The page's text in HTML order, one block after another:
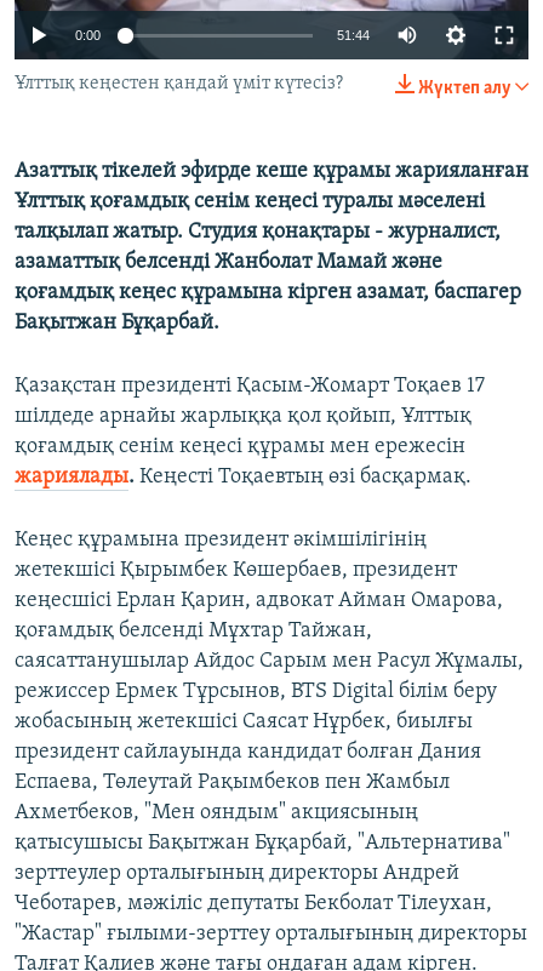
Басқа тілдерде
0:00 51:44
Жүктеп алу
Ұлттық кеңестен қандай үміт күтесіз?
Азаттық тікелей эфирде кеше құрамы жарияланған
Ұлттық қоғамдық сенім кеңесі туралы мәселені
талқылап жатыр. Студия қонақтары - журналист,
азаматтық белсенді Жанболат Мамай және
қоғамдық кеңес құрамына кірген азамат, баспагер
Бақытжан Бұқарбай.
Қазақстан президенті Қасым-Жомарт Тоқаев 17
шілдеде арнайы жарлыққа қол қойып, Ұлттық
қоғамдық сенім кеңесі құрамы мен ережесін
жариялады. Кеңесті Тоқаевтың өзі басқармақ.
Кеңес құрамына президент әкімшілігінің
жетекшісі Қырымбек Көшербаев, президент
кеңесшісі Ерлан Қарин, адвокат Айман Омарова,
қоғамдық белсенді Мұхтар Тайжан,
саясаттанушылар Айдос Сарым мен Расул Жұмалы,
режиссер Ермек Тұрсынов, BTS Digital білім беру
жобасының жетекшісі Саясат Нұрбек, биылғы
президент сайлауында кандидат болған Дания
Еспаева, Төлеутай Рақымбеков пен Жамбыл
Ахметбеков, "Мен ояндым" акциясының
қатысушысы Бақытжан Бұқарбай, "Альтернатива"
зерттеулер орталығының директоры Андрей
Чеботарев, мәжіліс депутаты Бекболат Тілеухан,
"Жастар" ғылыми-зерттеу орталығының директоры
Талғат Қалиев және тағы ондаған адам кірген.